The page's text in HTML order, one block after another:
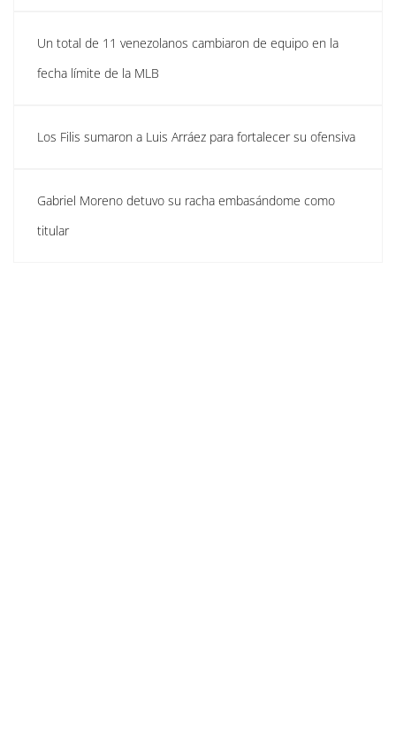
Un total de 11 venezolanos cambiaron de equipo en la
fecha límite de la MLB
Los Filis sumaron a Luis Arráez para fortalecer su ofensiva
Gabriel Moreno detuvo su racha embasándome como
titular